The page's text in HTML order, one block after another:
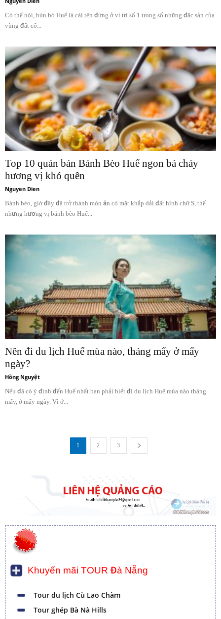
Có thể nói, bún bò Huế là cái tên đứng ở vị trí số 1 trong số những đặc sản của
vùng đất cố...
Top 10 quán bán Bánh Bèo Huế ngon bá cháy
hương vị khó quên
Nguyen Dien
Bánh bèo, giờ đây đã trở thành món ăn có mặt khắp dải đất hình chữ S, thế
nhưng hương vị bánh bèo Huế...
Nên đi du lịch Huế mùa nào, tháng mấy ở mấy
ngày?
Hồng Nguyệt
Nếu đã có ý định đến Huế nhất bạn phải biết đi du lịch Huế mùa nào tháng
mấy, ở mấy ngày. Vì ở...
1 2 3
Khuyến mãi TOUR Đà Nẵng
Tour du lịch Cù Lao Chàm
Tour ghép Bà Nà Hills